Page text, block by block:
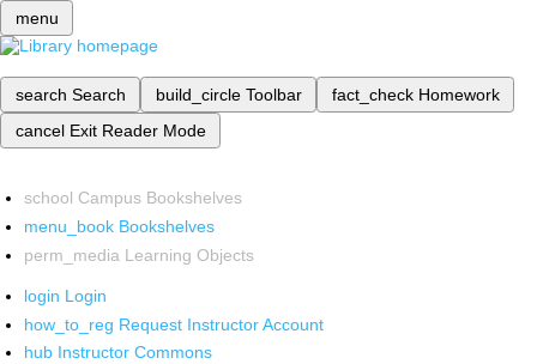
menu
search Search build_circle Toolbar fact_check Homework
cancel Exit Reader Mode
school Campus Bookshelves
menu_book Bookshelves
perm_media Learning Objects
login Login
how_to_reg Request Instructor Account
hub Instructor Commons